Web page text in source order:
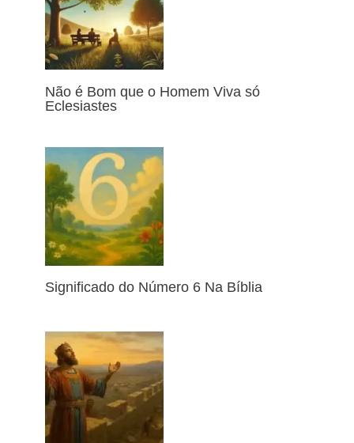
Não é Bom que o Homem Viva só
Eclesiastes
Significado do Número 6 Na Bíblia